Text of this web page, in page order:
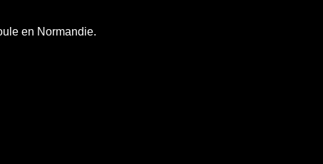
en Normandie.